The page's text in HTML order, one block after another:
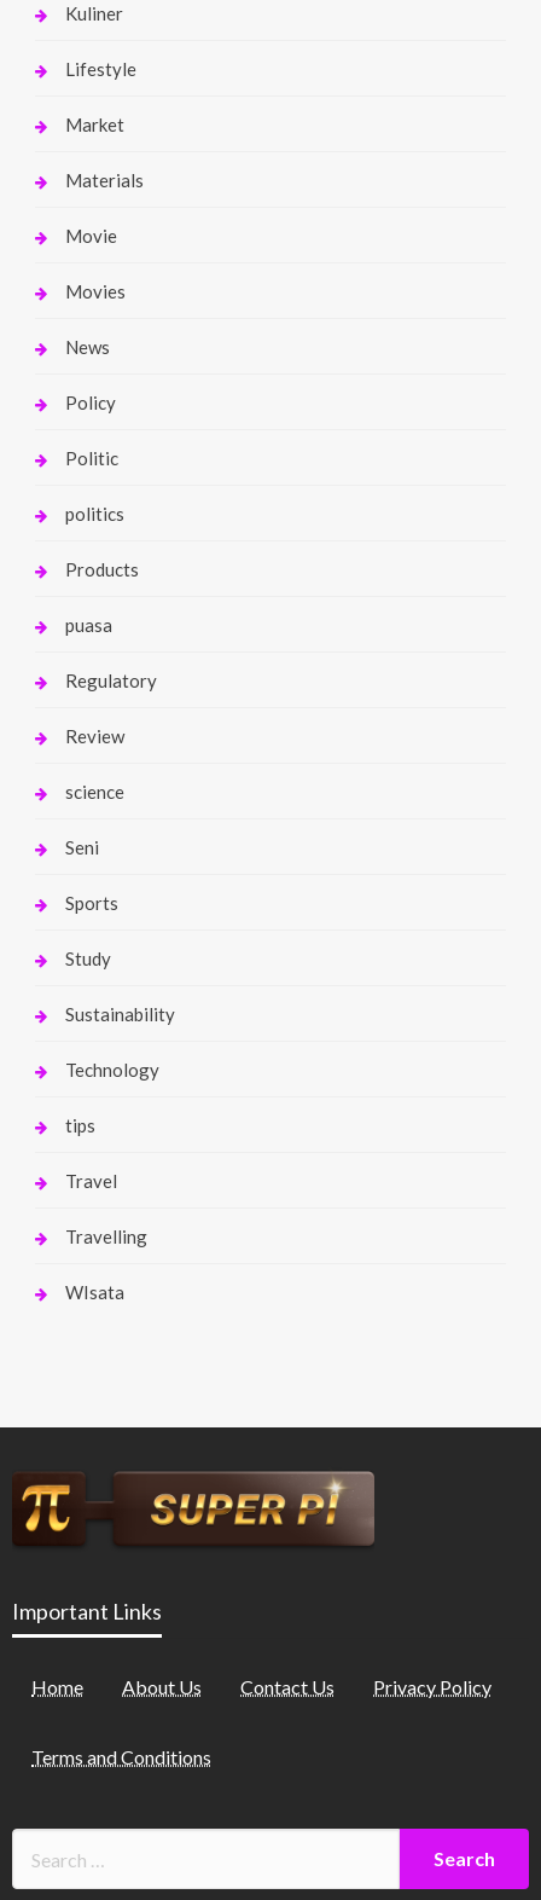
Kuliner
Lifestyle
Market
Materials
Movie
Movies
News
Policy
Politic
politics
Products
puasa
Regulatory
Review
science
Seni
Sports
Study
Sustainability
Technology
tips
Travel
Travelling
WIsata
Important Links
Home About Us Contact Us Privacy Policy
Terms and Conditions